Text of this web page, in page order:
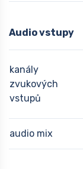
Audio vstupy
kanály
zvukových
vstupů
audio mix